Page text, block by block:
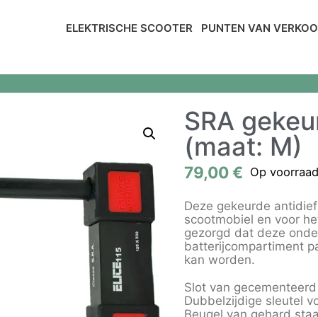
ELEKTRISCHE SCOOTER PUNTEN VAN
SRA
(maat: M)
79,00€ Op voorraad
Deze gekeurde
scootmobiel en voor
gezorgd dat deze
batterijcompartiment
kan worden.
Slot van
Dubbelzijdige sleutel
Beugel van gehard